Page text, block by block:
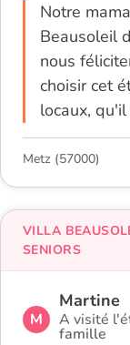
Notre
Beausoleil
nous
choisir cet
locaux,
Metz (57000)
M
Martine
A visité
famille
VILLA
SENIORS